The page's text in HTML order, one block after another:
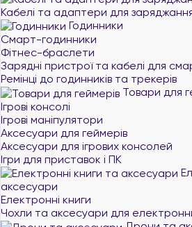
Кабелі та адаптери для
Годинники
Смарт-годинники
Фітнес-браслети
Зарядні пристрої та кабелі для
Ремінці до годинників та трекерів
Товари для
Ігрові консолі
Ігрові маніпулятори
Аксесуари для геймерів
Аксесуари для ігрових консолей
Ігри для приставок і ПК
аксесуари
Електронні книги
Чохли та аксесуари для